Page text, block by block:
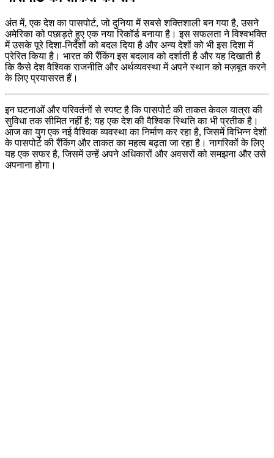
अंत में, एक देश का पासपोर्ट, जो दुनिया में सबसे शक्तिशाली बन गया है, उसने
अमेरिका को पछाड़ते हुए एक नया रिकॉर्ड बनाया है। इस सफलता ने विश्वभक्ति
में उसके पूरे दिशा-निर्देशों को बदल दिया है और अन्य देशों को भी इस दिशा में
प्रेरित किया है। भारत की रैंकिंग इस बदलाव को दर्शाती है और यह दिखाती है
कि कैसे देश वैश्विक राजनीति और अर्थव्यवस्था में अपने स्थान को मज़बूत करने
के लिए प्रयासरत हैं।
इन घटनाओं और परिवर्तनों से स्पष्ट है कि पासपोर्ट की ताकत केवल यात्रा की
सुविधा तक सीमित नहीं है; यह एक देश की वैश्विक स्थिति का भी प्रतीक है।
आज का युग एक नई वैश्विक व्यवस्था का निर्माण कर रहा है, जिसमें विभिन्न देशों
के पासपोर्ट की रैंकिंग और ताकत का महत्व बढ़ता जा रहा है। नागरिकों के लिए
यह एक सफर है, जिसमें उन्हें अपने अधिकारों और अवसरों को समझना और उसे
अपनाना होगा।